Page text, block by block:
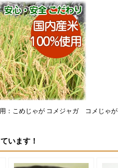
：こめじゃが コメジャガ コメじゃが
います！